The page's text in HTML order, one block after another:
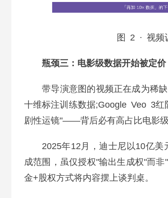
图 2 · 视频训
瓶颈三：电影级数据开始被定价
带导演意图的视频正在成为稀缺
十维标注训练数据;Google Veo 3红
剧性运镜"——背后必有高占比电影级
2025年12月，迪士尼以10亿美
成范围，虽仅授权"输出生成权"而
金+股权方式将内容摆上谈判桌。